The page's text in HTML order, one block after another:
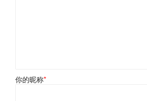
你的昵称*